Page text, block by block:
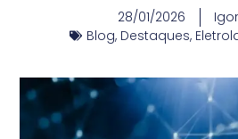
28/01/2026
Blog, Destaques,